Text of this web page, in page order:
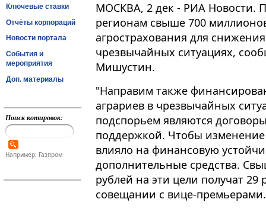
Ключевые ставки
Отчёты корпораций
Новости портала
События и
мероприятия
Доп. материалы
Поиск котировок:
Например: Газпром
МОСКВА, 2 дек - РИА Новости.
регионам свыше 700
агрострахования для
чрезвычайных ситуациях,
Мишустин.
"Направим также
аграриев в чрезвычайных
подспорьем являются
поддержкой. Чтобы
влияло на финансовую
дополнительные средства.
рублей на эти цели получат
совещании с вице-премьерами.